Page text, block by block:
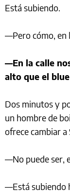
Está subiendo.
—Pero cómo, en
—En la calle
alto que el blue
Dos minutos y
un hombre de
ofrece cambiar a
—No puede ser,
—Está subiendo